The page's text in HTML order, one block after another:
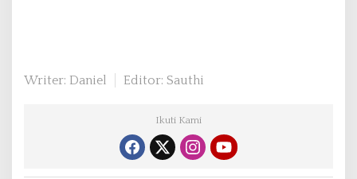
Writer: Daniel Editor: Sauthi
Ikuti Kami